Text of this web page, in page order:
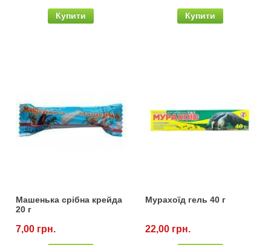
Купити Купити
Машенька срібна крейда
20 г
7,00 грн.
Мурахоїд гель 40 г
22,00 грн.